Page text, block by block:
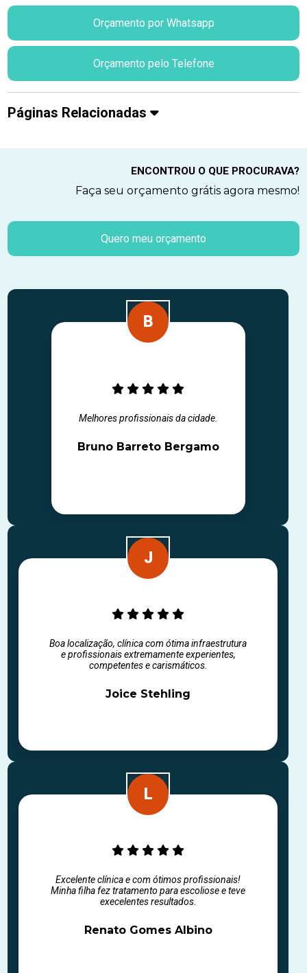
Orçamento por Whatsapp
Orçamento pelo Telefone
Páginas Relacionadas
ENCONTROU O QUE PROCURAVA?
Faça seu orçamento grátis agora mesmo!
Quero meu orçamento
Melhores profissionais da cidade.
Bruno Barreto Bergamo
Boa localização, clínica com ótima infraestrutura
e profissionais extremamente experientes,
competentes e carismáticos.
Joice Stehling
Excelente clínica e com ótimos profissionais!
Minha filha fez tratamento para escoliose e teve
execelentes resultados.
Renato Gomes Albino